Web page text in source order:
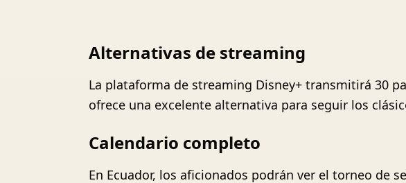
Alternativas de streaming
La plataforma de streaming Disney+ transmitirá 30
ofrece una excelente alternativa para seguir los
Calendario completo
En Ecuador, los aficionados podrán ver el torneo de